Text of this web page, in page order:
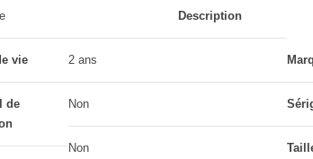
Description
vie 2 ans
de
Non
Non